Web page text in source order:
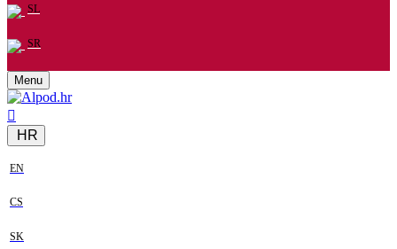
SL
SR
Menu
HR
EN
CS
SK